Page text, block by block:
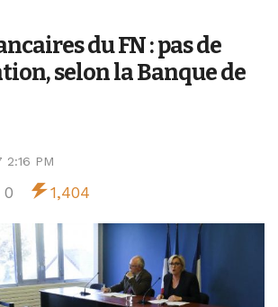
du FN : pas de
selon la Banque de
2:16 PM
0 1,404